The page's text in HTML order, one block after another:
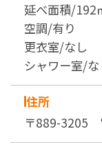
延べ面積/192
空調/有り
更衣室/なし
シャワー室/な
住所
〒889-3205